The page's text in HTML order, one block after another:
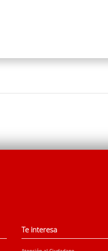
Te interesa